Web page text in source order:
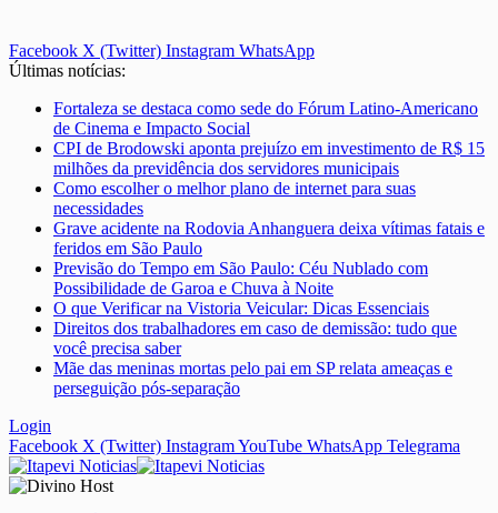
Facebook X (Twitter) Instagram WhatsApp
Últimas notícias:
Fortaleza se destaca como sede do Fórum Latino-Americano
de Cinema e Impacto Social
CPI de Brodowski aponta prejuízo em investimento de R$ 15
milhões da previdência dos servidores municipais
Como escolher o melhor plano de internet para suas
necessidades
Grave acidente na Rodovia Anhanguera deixa vítimas fatais e
feridos em São Paulo
Previsão do Tempo em São Paulo: Céu Nublado com
Possibilidade de Garoa e Chuva à Noite
O que Verificar na Vistoria Veicular: Dicas Essenciais
Direitos dos trabalhadores em caso de demissão: tudo que
você precisa saber
Mãe das meninas mortas pelo pai em SP relata ameaças e
perseguição pós-separação
Login
Facebook X (Twitter) InstagramYouTube WhatsApp Telegrama